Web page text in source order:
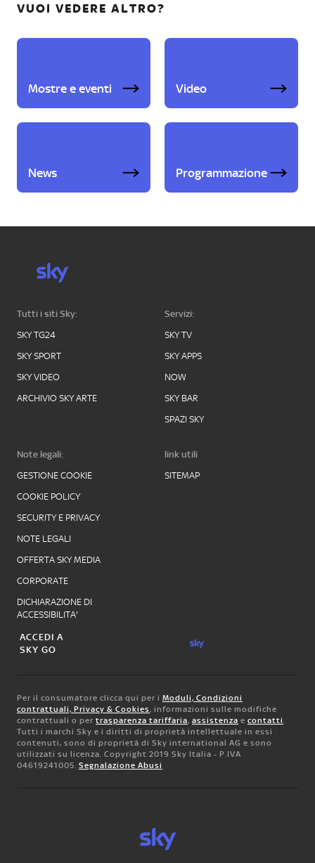
VUOI VEDERE ALTRO?
Mostre e eventi Video
News Programmazione
Tutti i siti Sky:
SKY TG24
SKY SPORT
SKY VIDEO
ARCHIVIO SKY ARTE
Servizi:
SKY TV
SKY APPS
NOW
SKY BAR
SPAZI SKY
Note legali:
GESTIONE COOKIE
COOKIE POLICY
SECURITY E PRIVACY
NOTE LEGALI
OFFERTA SKY MEDIA
CORPORATE
DICHIARAZIONE DI
ACCESSIBILITA'
link utili
SITEMAP
ACCEDI A
SKY GO
Per il consumatore clicca qui per i Moduli, Condizioni
contrattuali, Privacy & Cookies, informazioni sulle modifiche
contrattuali o per trasparenza tariffaria, assistenza e contatti.
Tutti i marchi Sky e i diritti di proprietà intellettuale in essi
contenuti, sono di proprietà di Sky international AG e sono
utilizzati su licenza. Copyright 2019 Sky Italia - P.IVA
04619241005. Segnalazione Abusi